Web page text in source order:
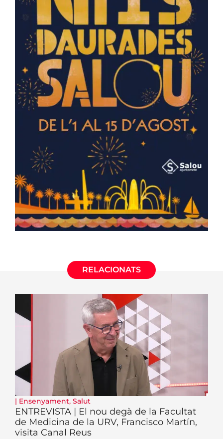
RELACIONATS
| Ensenyament, Salut
ENTREVISTA | El nou degà de la Facultat
de Medicina de la URV, Francisco Martín,
visita Canal Reus